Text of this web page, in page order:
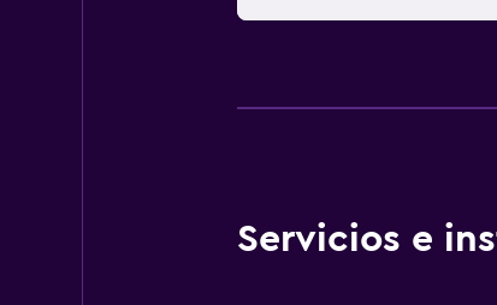
Servicios e